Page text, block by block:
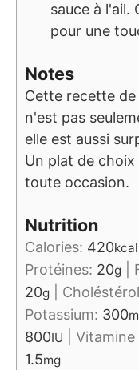
sauce à l'ail.
pour une
Notes
Cette recette de
n'est pas
elle est aussi
Un plat de
toute occasion.
Nutrition
Calories: 420kcal
Protéines: 20g
20g
Potassium: 300
800IU Vitamine
1.5mg